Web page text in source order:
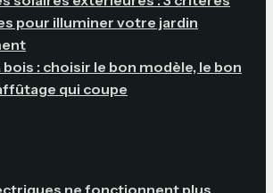
pour illuminer votre jardin
bois : choisir le bon modèle, le bon
qui coupe
ne fonctionnent plus